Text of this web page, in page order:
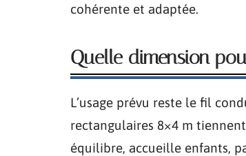
cohérente et adaptée.
Quelle dimension
L’usage prévu reste le fil
rectangulaires 8×4 m
équilibre, accueille enfants,